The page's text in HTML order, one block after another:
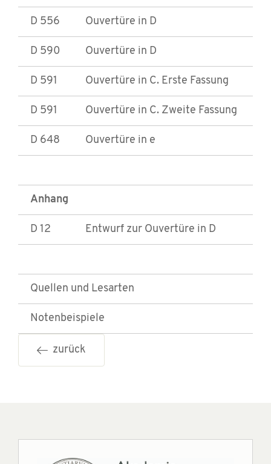
D 556 Ouvertüre in D
D 590 Ouvertüre in D
D 591 Ouvertüre in C. Erste Fassung
D 591 Ouvertüre in C. Zweite Fassung
D 648 Ouvertüre in e
Anhang
D 12 Entwurf zur Ouvertüre in D
Quellen und Lesarten
Notenbeispiele
zurück